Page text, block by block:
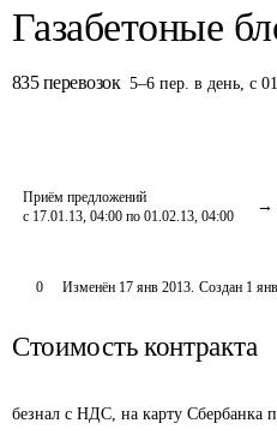
Газабетоные
835 перевозок 5–6 пер. в день,с
Приём предложений
с 17.01.13, 04:00 по 01.02.13, 04:00
0 Изменён 17 янв 2013. Создан 1
Стоимость контракта
безнал с НДС, на карту Сбербанка